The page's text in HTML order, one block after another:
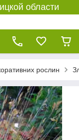
области
рослин